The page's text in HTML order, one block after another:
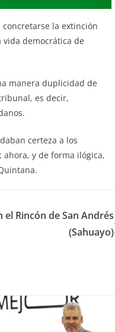
la extinción
democrática de
manera duplicidad de
es decir,
certeza a los
y de forma ilógica,
el Rincón de San Andrés
(Sahuayo)